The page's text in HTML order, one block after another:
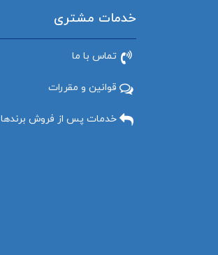
خدمات مشتری
تماس با ما
قوانین و مقررات
خدمات پس از فروش برندها